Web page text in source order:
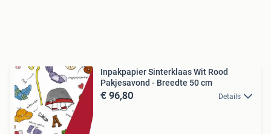
Inpakpapier Sinterklaas Wit Rood
Pakjesavond - Breedte 50 cm
€ 96,80 Details